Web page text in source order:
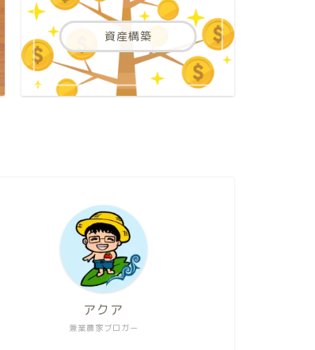
資産構築
兼業農家ブロガー
アクア